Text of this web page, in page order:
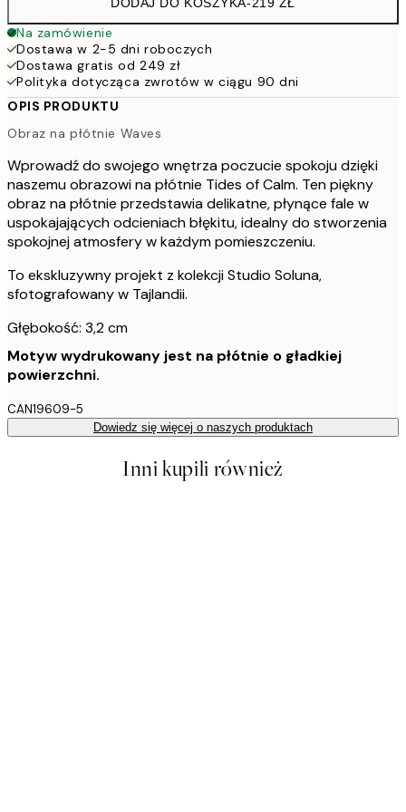
Na zamówienie
Dostawa w 2-5 dni roboczych
Dostawa gratis od 249 zł
Polityka dotycząca zwrotów w ciągu 90 dni
OPIS PRODUKTU
Obraz na płótnie Waves
Wprowadź do swojego wnętrza poczucie spokoju dzięki
naszemu obrazowi na płótnie Tides of Calm. Ten piękny
obraz na płótnie przedstawia delikatne, płynące fale w
uspokajających odcieniach błękitu, idealny do stworzenia
spokojnej atmosfery w każdym pomieszczeniu.
To ekskluzywny projekt z kolekcji Studio Soluna,
sfotografowany w Tajlandii.
Głębokość: 3,2 cm
Motyw wydrukowany jest na płótnie o gładkiej
powierzchni.
CAN19609-5
Dowiedz się więcej o naszych produktach
Inni kupili również